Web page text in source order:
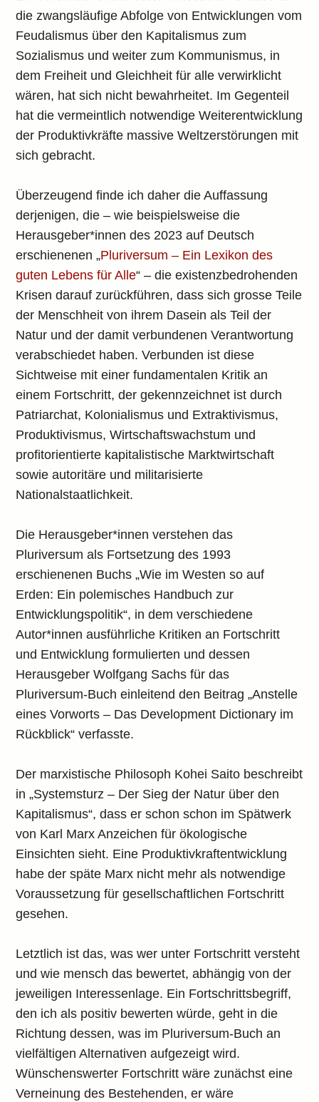
die zwangsläufige Abfolge von Entwicklungen vom
Feudalismus über den Kapitalismus zum
Sozialismus und weiter zum Kommunismus, in
dem Freiheit und Gleichheit für alle verwirklicht
wären, hat sich nicht bewahrheitet. Im Gegenteil
hat die vermeintlich notwendige Weiterentwicklung
der Produktivkräfte massive Weltzerstörungen mit
sich gebracht.
Überzeugend finde ich daher die Auffassung
derjenigen, die – wie beispielsweise die
Herausgeber*innen des 2023 auf Deutsch
erschienenen „Pluriversum – Ein Lexikon des
guten Lebens für Alle“ – die existenzbedrohenden
Krisen darauf zurückführen, dass sich grosse Teile
der Menschheit von ihrem Dasein als Teil der
Natur und der damit verbundenen Verantwortung
verabschiedet haben. Verbunden ist diese
Sichtweise mit einer fundamentalen Kritik an
einem Fortschritt, der gekennzeichnet ist durch
Patriarchat, Kolonialismus und Extraktivismus,
Produktivismus, Wirtschaftswachstum und
profitorientierte kapitalistische Marktwirtschaft
sowie autoritäre und militarisierte
Nationalstaatlichkeit.
Die Herausgeber*innen verstehen das
Pluriversum als Fortsetzung des 1993
erschienenen Buchs „Wie im Westen so auf
Erden: Ein polemisches Handbuch zur
Entwicklungspolitik“, in dem verschiedene
Autor*innen ausführliche Kritiken an Fortschritt
und Entwicklung formulierten und dessen
Herausgeber Wolfgang Sachs für das
Pluriversum-Buch einleitend den Beitrag „Anstelle
eines Vorworts – Das Development Dictionary im
Rückblick“ verfasste.
Der marxistische Philosoph Kohei Saito beschreibt
in „Systemsturz – Der Sieg der Natur über den
Kapitalismus“, dass er schon schon im Spätwerk
von Karl Marx Anzeichen für ökologische
Einsichten sieht. Eine Produktivkraftentwicklung
habe der späte Marx nicht mehr als notwendige
Voraussetzung für gesellschaftlichen Fortschritt
gesehen.
Letztlich ist das, was wer unter Fortschritt versteht
und wie mensch das bewertet, abhängig von der
jeweiligen Interessenlage. Ein Fortschrittsbegriff,
den ich als positiv bewerten würde, geht in die
Richtung dessen, was im Pluriversum-Buch an
vielfältigen Alternativen aufgezeigt wird.
Wünschenswerter Fortschritt wäre zunächst eine
Verneinung des Bestehenden, er wäre